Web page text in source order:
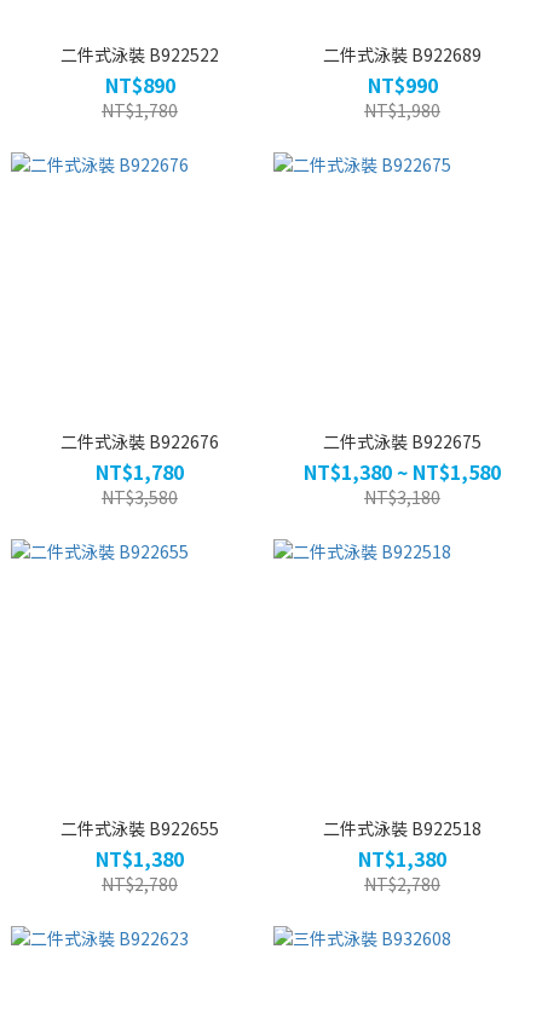
二件式泳裝 B922522
NT$890
NT$1,780
二件式泳裝 B922689
NT$990
NT$1,980
二件式泳裝 B922676
NT$1,780
NT$3,580
二件式泳裝 B922675
NT$1,380 ~ NT$1,580
NT$3,180
二件式泳裝 B922655
NT$1,380
NT$2,780
二件式泳裝 B922518
NT$1,380
NT$2,780